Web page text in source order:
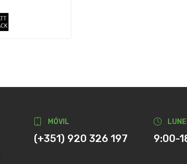
MÓVIL
(+351) 920 326 197 9:00-